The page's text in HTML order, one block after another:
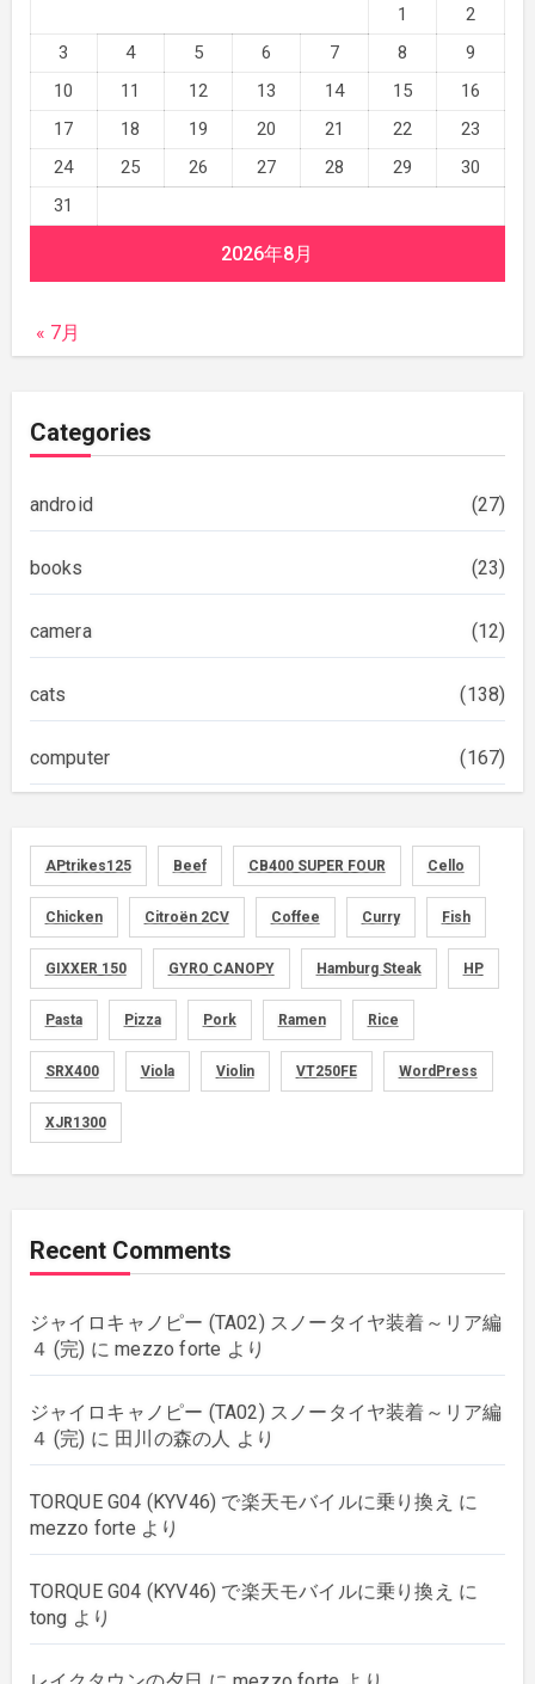
2026年8月
1
2
3
4 5 6 7 8
9
10
11 12 13 14 15
16
17
18 19 20 21 22
23
24
25 26 27 28 29
30
31
« 7月
Categories
android (27)
books (23)
camera (12)
cats (138)
computer (167)
foods (155)
graphics (134)
memo
motorcycle (149)
movies
plants
rebuilding (6)
wordpress
APtrikes125 Beef CB400 SUPER FOUR Cello
Chicken Citroën 2CV Coffee Curry Fish
GIXXER 150 GYRO CANOPY Hamburg Steak HP
Pasta Pizza Pork Ramen Rice
SRX400 Viola Violin VT250FE WordPress
XJR1300
Recent Comments
ジャイロキャノピー (TA02) スノータイヤ装着～リア編
４ (完) にmezzo forte より
ジャイロキャノピー (TA02) スノータイヤ装着～リア編
４ (完) に 田川の森の人 より
TORQUE G04 (KYV46) で楽天モバイルに乗り換え に
mezzo forteより
TORQUE G04 (KYV46) で楽天モバイルに乗り換え に
tong より